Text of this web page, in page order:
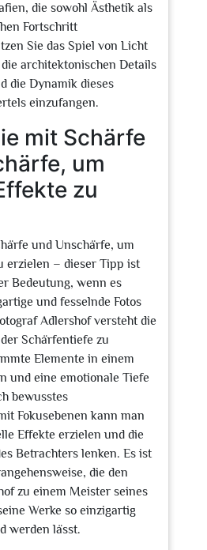
die sowohl Ästhetik als
Fortschritt
Sie das Spiel von Licht
architektonischen Details
die Dynamik dieses
einzufangen.
mit Schärfe
um
zu
und Unschärfe, um
erzielen – dieser Tipp ist
Bedeutung, wenn es
und fesselnde Fotos
Adlershof versteht die
Schärfentiefe zu
Elemente in einem
und eine emotionale Tiefe
bewusstes
Fokusebenen kann man
Effekte erzielen und die
Betrachters lenken. Es ist
die den
zu einem Meister seines
Werke so einzigartig
werden lässt.